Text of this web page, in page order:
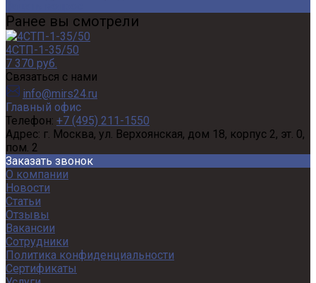
Ранее вы смотрели
4СТП-1-35/50
7 370 руб.
Связаться с нами
info@mirs24.ru
Главный офис
Телефон: +7 (495) 211-1550
Адрес: г. Москва, ул. Верхоянская, дом 18, корпус 2, эт. 0,
пом. 2
Заказать звонок
О компании
Новости
Статьи
Отзывы
Вакансии
Сотрудники
Политика конфиденциальности
Сертификаты